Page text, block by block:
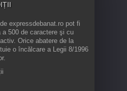
expressdebanat.ro pot fi
a 500 de caractere şi cu
Orice abatere de la
o încălcare a Legii 8/1996